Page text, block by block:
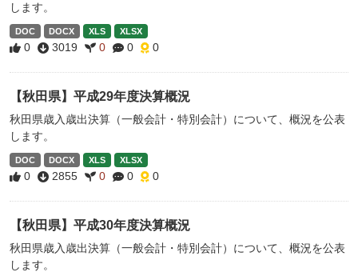
します。
DOC DOCX XLS XLSX
0 3019 0 0 0
【秋田県】平成29年度決算概況
秋田県歳入歳出決算（一般会計・特別会計）について、概況を公表
します。
DOC DOCX XLS XLSX
0 2855 0 0 0
【秋田県】平成30年度決算概況
秋田県歳入歳出決算（一般会計・特別会計）について、概況を公表
します。